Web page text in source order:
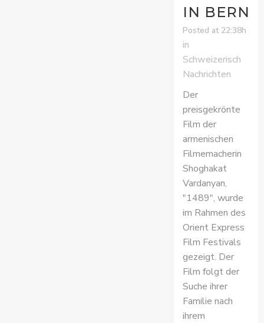
IN BERN
Posted at 22:38h
in
Schweizerisch
Nachrichten
Der
preisgekrönte
Film der
armenischen
Filmemacherin
Shoghakat
Vardanyan,
"1489", wurde
im Rahmen des
Orient Express
Film Festivals
gezeigt. Der
Film folgt der
Suche ihrer
Familie nach
ihrem